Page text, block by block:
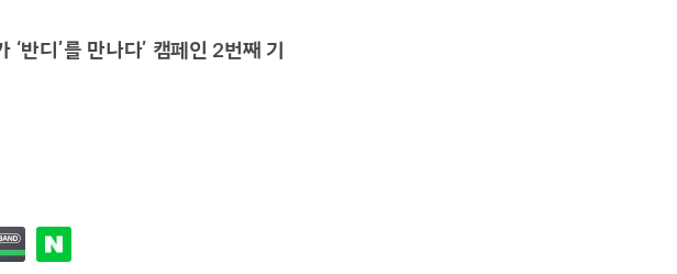
‘반디’를 만나다’ 캠페인 2번째 기